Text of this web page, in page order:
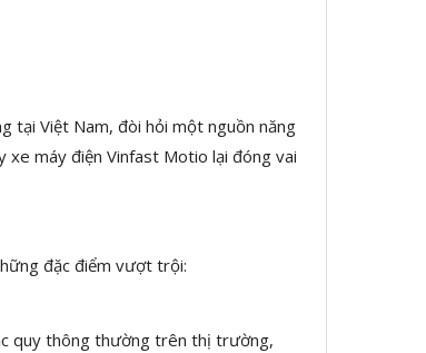
tại Việt Nam, đòi hỏi một nguồn năng
xe máy điện Vinfast Motio lại đóng vai
đặc điểm vượt trội:
quy thông thường trên thị trường,